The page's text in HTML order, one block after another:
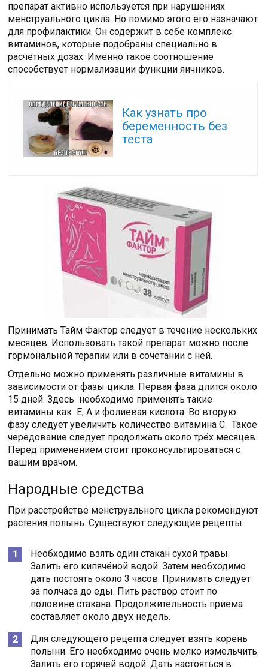
препарат активно используется при нарушениях
менструального цикла. Но помимо этого его назначают
для профилактики. Он содержит в себе комплекс
витаминов, которые подобраны специально в
расчётных дозах. Именно такое соотношение
способствует нормализации функции яичников.
Как узнать про
беременность без
теста
Принимать Тайм Фактор следует в течение нескольких
месяцев. Использовать такой препарат можно после
гормональной терапии или в сочетании с ней.
Отдельно можно применять различные витамины в
зависимости от фазы цикла. Первая фаза длится около
15 дней. Здесь необходимо применять такие
витамины как Е, А и фолиевая кислота. Во вторую
фазу следует увеличить количество витамина С. Такое
чередование следует продолжать около трёх месяцев.
Перед применением стоит проконсультироваться с
вашим врачом.
Народные средства
При расстройстве менструального цикла рекомендуют
растения полынь. Существуют следующие рецепты:
Необходимо взять один стакан сухой травы.
Залить его кипячёной водой. Затем необходимо
дать постоять около 3 часов. Принимать следует
за полчаса до еды. Пить раствор стоит по
половине стакана. Продолжительность приема
составляет около двух недель.
Для следующего рецепта следует взять корень
полыни. Его необходимо очень мелко измельчить.
Залить его горячей водой. Дать настояться в